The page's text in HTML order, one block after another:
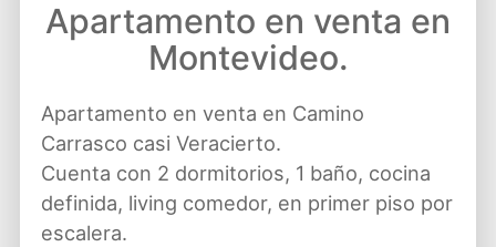
Apartamento en venta en
Montevideo.
Apartamento en venta en Camino
Carrasco casi Veracierto.
Cuenta con 2 dormitorios, 1 baño, cocina
definida, living comedor, en primer piso por
escalera.